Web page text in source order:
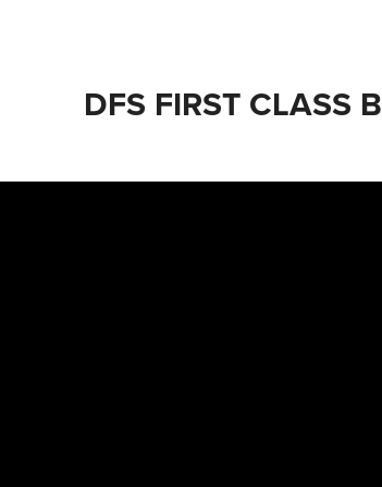
DFS FIRST CLASS